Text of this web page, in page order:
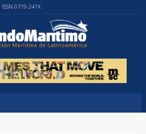
ISSN 0719-241X